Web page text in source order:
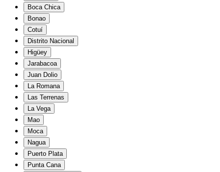
Boca Chica
Bonao
Cotuí
Distrito Nacional
Higüey
Jarabacoa
Juan Dolio
La Romana
Las Terrenas
La Vega
Mao
Moca
Nagua
Puerto Plata
Punta Cana